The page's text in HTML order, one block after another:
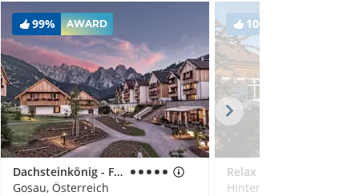
99% AWARD
Dachsteinkönig - Familux Resort
Gosau, Österreich
100%
Hinterstoder, Österreich